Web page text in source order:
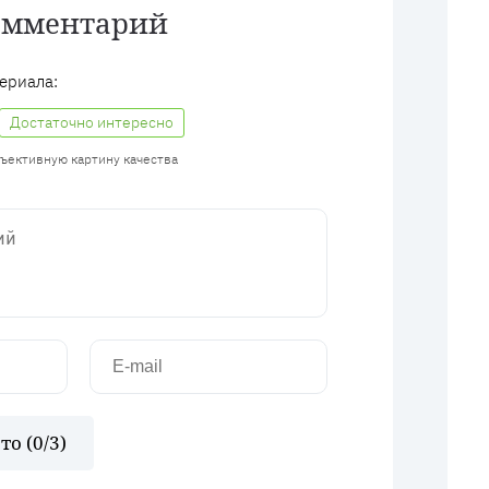
Достаточно интересно
картину качества
(0/3)